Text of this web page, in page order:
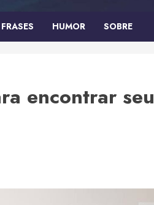
FRASES HUMOR SOBRE
encontrar seu